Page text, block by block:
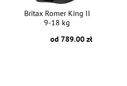
Britax Romer King II
9-18 kg
od 789.00 zł